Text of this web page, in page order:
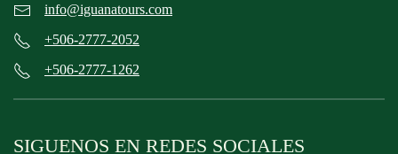
info@iguanatours.com
+506-2777-2052
+506-2777-1262
SIGUENOS EN REDES SOCIALES